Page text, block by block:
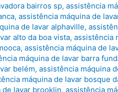
bairros sp,assistência
,assistência máquina de
de lavar alphaville,
alto da boa vista,assistência
,assistência máquina de
máquina de lavar barra
belém,assistência máquina
máquina de lavar bosque
de lavar brooklin,assistência